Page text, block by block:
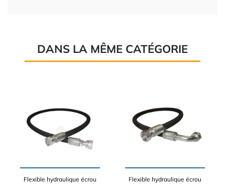
DANS LA MÊME CATÉGORIE
Flexible hydraulique écrou
Flexible hydraulique écrou